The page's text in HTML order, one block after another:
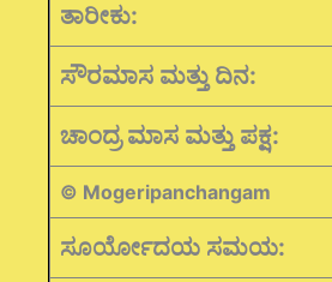
ತಾರೀಕು:
ಸೌರಮಾಸ ಮತ್ತು ದಿನ:
ಚಾಂದ್ರ ಮಾಸ ಮತ್ತು ಪಕ್ಷ:
© Mogeripanchangam
ಸೂರ್ಯೋದಯ ಸಮಯ: